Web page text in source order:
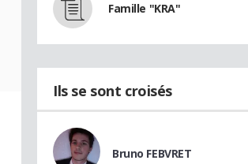
Famille "KRA"
Ils se sont croisés
Bruno FEBVRET